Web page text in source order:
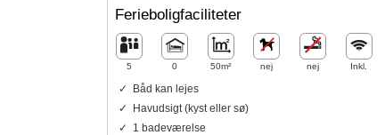
Ferieboligfaciliteter
5 0 50m² nej nej Inkl.
Båd kan lejes
Havudsigt (kyst eller sø)
1 badeværelse